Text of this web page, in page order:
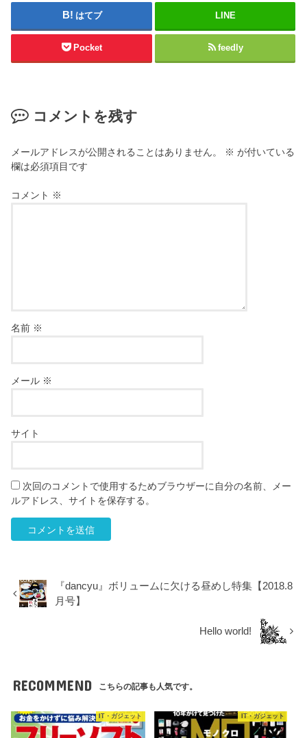
はてブ LINE
Pocket feedly
コメントを残す
メールアドレスが公開されることはありません。 ※ が付いている
欄は必須項目です
コメント ※
名前 ※
メール ※
サイト
次回のコメントで使用するためブラウザーに自分の名前、メー
ルアドレス、サイトを保存する。
『dancyu』ボリュームに欠ける昼めし特集【2018.8
月号】
Hello world!
RECOMMEND こちらの記事も人気です。
IT・ガジェット IT・ガジェット